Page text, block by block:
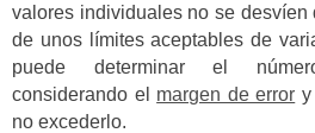
valores individuales no se desvíen
de unos límites aceptables de
puede determinar el
considerando el margen de error y
no excederlo.